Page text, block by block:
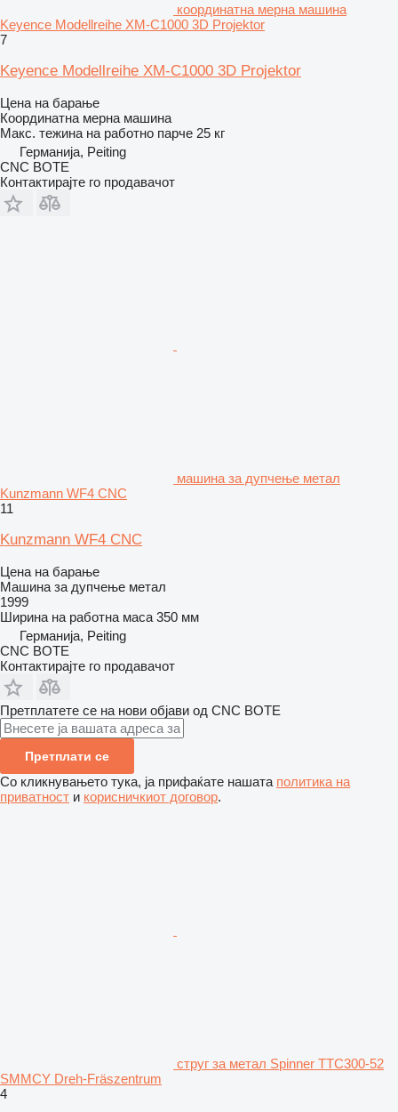
координатна мерна машина
Keyence Modellreihe XM-C1000 3D Projektor
7
Keyence Modellreihe XM-C1000 3D Projektor
Цена на барање
Координатна мерна машина
Макс. тежина на работно парче 25 кг
Германија, Peiting
CNC BOTE
Контактирајте го продавачот
машина за дупчење метал
Kunzmann WF4 CNC
11
Kunzmann WF4 CNC
Цена на барање
Машина за дупчење метал
1999
Ширина на работна маса 350 мм
Германија, Peiting
CNC BOTE
Контактирајте го продавачот
Претплатете се на нови објави од CNC BOTE
Претплати се
Со кликнувањето тука, ја прифаќате нашата политика на
приватност и корисничкиот договор.
струг за метал Spinner TTC300-52
SMMCY Dreh-Fräszentrum
4